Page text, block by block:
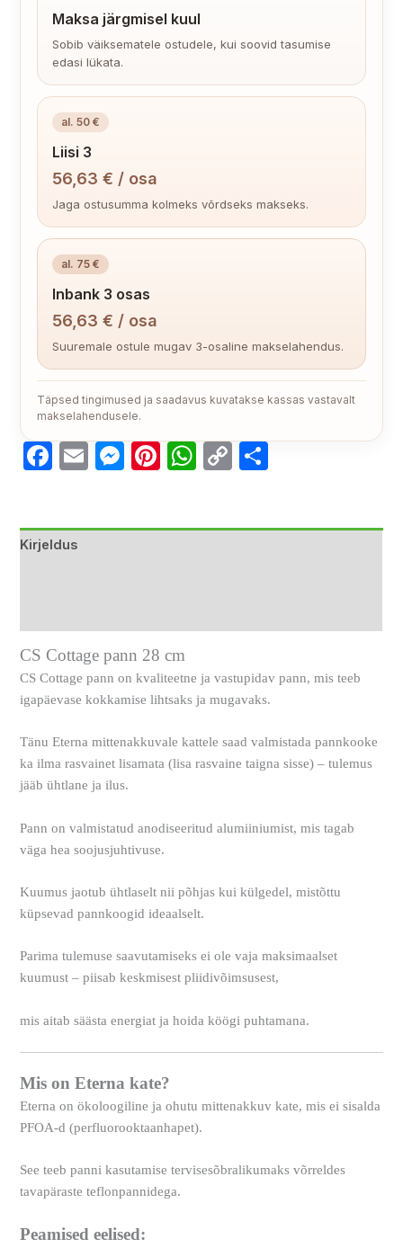
Maksa järgmisel kuul
Sobib väiksematele ostudele, kui soovid tasumise
edasi lükata.
al. 50 €
Liisi 3
56,63€ / osa
Jaga ostusumma kolmeks võrdseks makseks.
al. 75 €
Inbank 3 osas
56,63€ / osa
Suuremale ostule mugav 3-osaline makselahendus.
Täpsed tingimused ja saadavus kuvatakse kassas vastavalt
makselahendusele.
Facebook
EmailMessenger
Pinterest
WhatsApp
Copy
Kirjeldus
CS Cottage pann 28 cm
CS Cottage pann on kvaliteetne ja vastupidav pann, mis teeb
igapäevase kokkamise lihtsaks ja mugavaks.
Tänu Eterna mittenakkuvale kattele saad valmistada pannkooke
ka ilma rasvainet lisamata (lisa rasvaine taigna sisse) – tulemus
jääb ühtlane ja ilus.
Pann on valmistatud anodiseeritud alumiiniumist, mis tagab
väga hea soojusjuhtivuse.
Kuumus jaotub ühtlaselt nii põhjas kui külgedel, mistõttu
küpsevad pannkoogid ideaalselt.
Parima tulemuse saavutamiseks ei ole vaja maksimaalset
kuumust – piisab keskmisest pliidivõimsusest,
mis aitab säästa energiat ja hoida köögi puhtamana.
Mis on Eterna kate?
Eterna on ökoloogiline ja ohutu mittenakkuv kate, mis ei sisalda
PFOA-d (perfluorooktaanhapet).
See teeb panni kasutamise tervisesõbralikumaks võrreldes
tavapäraste teflonpannidega.
Peamised eelised: